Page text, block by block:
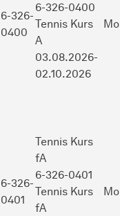
6-326-
0400
6-326-0400
Tennis Kurs
A
03.08.2026-
02.10.2026
Mo
6-326-
0401
Tennis Kurs
fA
6-326-0401
Tennis Kurs
fA
Mo